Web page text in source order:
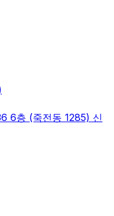
6층 (죽전동 1285) 신